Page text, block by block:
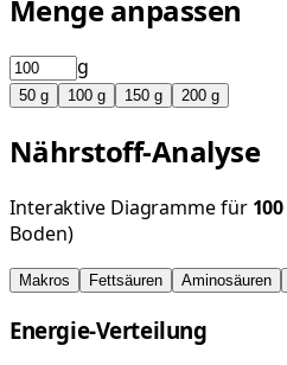
Menge anpassen
g
50 g 100 g 150 g 200 g
Nährstoff-Analyse
Interaktive Diagramme für 100
Boden)
Makros Fettsäuren Aminosäuren
Energie-Verteilung